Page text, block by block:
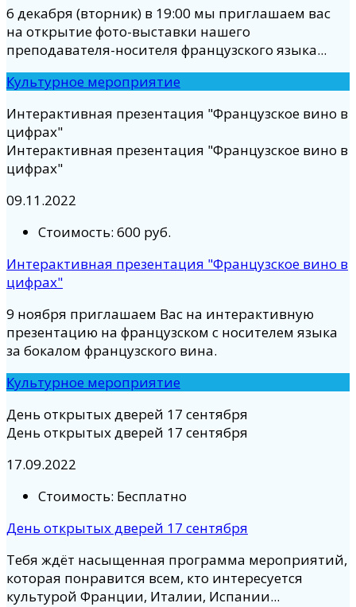
6 декабря (вторник) в 19:00 мы приглашаем вас
на открытие фото-выставки нашего
преподавателя-носителя французского языка...
Культурное мероприятие
Интерактивная презентация "Французское вино в
цифрах"
Интерактивная презентация "Французское вино в
цифрах"
09.11.2022
Стоимость: 600 руб.
Интерактивная презентация "Французское вино в
цифрах"
9 ноября приглашаем Вас на интерактивную
презентацию на французском с носителем языка
за бокалом французского вина.
Культурное мероприятие
День открытых дверей 17 сентября
День открытых дверей 17 сентября
17.09.2022
Стоимость: Бесплатно
День открытых дверей 17 сентября
Тебя ждёт насыщенная программа мероприятий,
которая понравится всем, кто интересуется
культурой Франции, Италии, Испании...